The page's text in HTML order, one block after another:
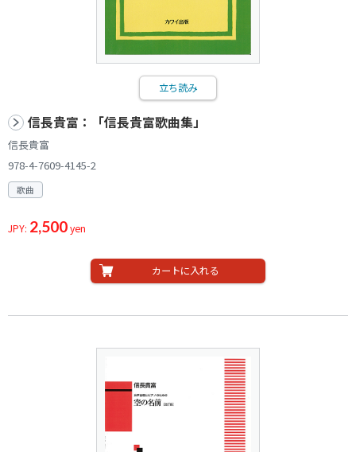
立ち読み
信長貴富：「信長貴富歌曲集」
信長貴富
978-4-7609-4145-2
歌曲
JPY: 2,500yen
カートに入れる